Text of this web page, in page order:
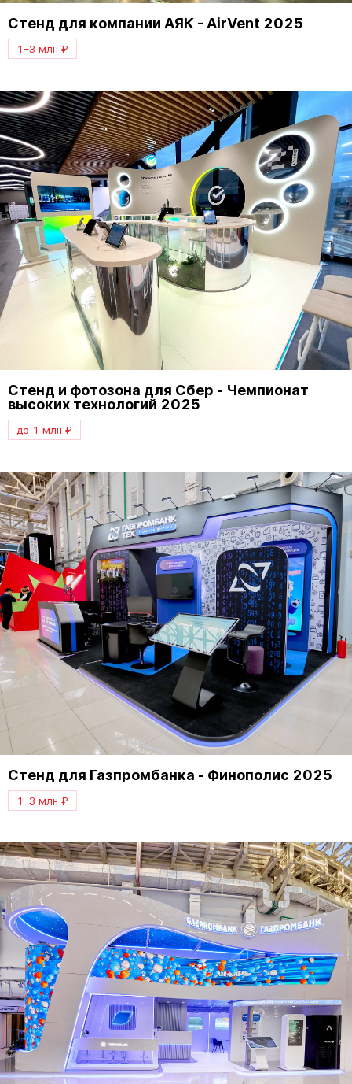
Стенд для компании АЯК - AirVent 2025
1–3 млн ₽
Стенд и фотозона для Сбер - Чемпионат
высоких технологий 2025
до 1 млн ₽
Стенд для Газпромбанка - Финополис 2025
1–3 млн ₽